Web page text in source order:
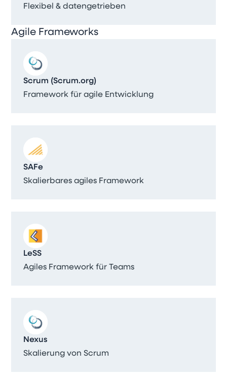
Flexibel & datengetrieben
Agile Frameworks
Scrum (Scrum.org)
Framework für agile Entwicklung
SAFe
Skalierbares agiles Framework
LeSS
Agiles Framework für Teams
Nexus
Skalierung von Scrum